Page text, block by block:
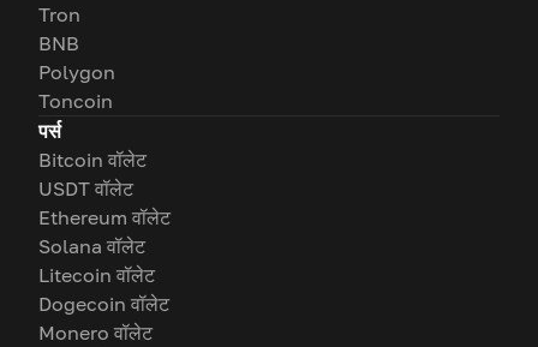
Tron
BNB
Polygon
Toncoin
पर्स
Bitcoin वॉलेट
USDT वॉलेट
Ethereum वॉलेट
Solana वॉलेट
Litecoin वॉलेट
Dogecoin वॉलेट
Monero वॉलेट